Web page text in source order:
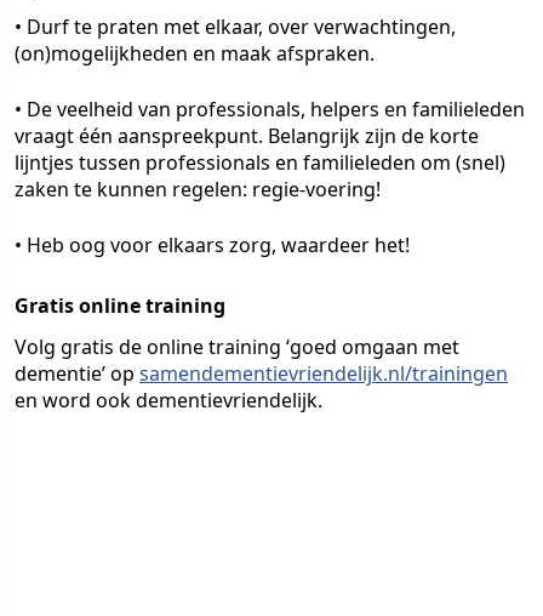
• Durf te praten met elkaar, over verwachtingen,
(on)mogelijkheden en maak afspraken.
• De veelheid van professionals, helpers en familieleden
vraagt één aanspreekpunt. Belangrijk zijn de korte
lijntjes tussen professionals en familieleden om (snel)
zaken te kunnen regelen: regie-voering!
• Heb oog voor elkaars zorg, waardeer het!
Gratis online training
Volg gratis de online training ‘goed omgaan met
dementie’ op samendementievriendelijk.nl/trainingen
en word ook dementievriendelijk.